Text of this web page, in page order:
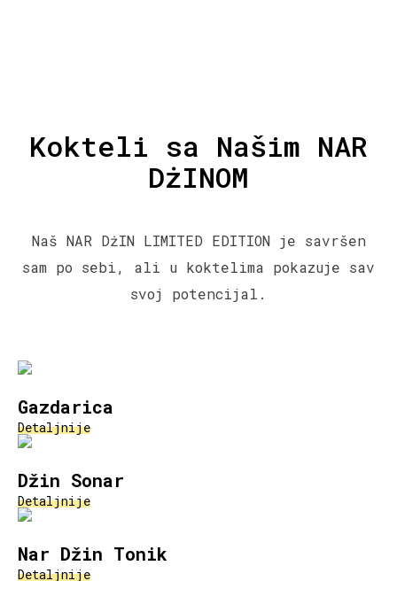
Kokteli sa Našim NAR
DżINOM
Naš NAR DżIN LIMITED EDITION je savršen
sam po sebi, ali u koktelima pokazuje sav
svoj potencijal.
Gazdarica
Detaljnije
Džin Sonar
Detaljnije
Nar Džin Tonik
Detaljnije